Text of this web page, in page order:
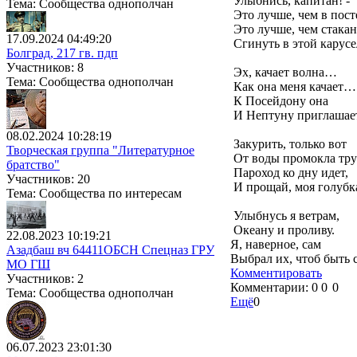
Тема: Сообщества однополчан
17.09.2024 04:49:20
Болград, 217 гв. пдп
Участников: 8
Тема: Сообщества однополчан
08.02.2024 10:28:19
Творческая группа "Литературное
братство"
Участников: 20
Тема: Сообщества по интересам
22.08.2023 10:19:21
Азадбаш вч 64411ОБСН Спецназ ГРУ
МО ГШ
Участников: 2
Тема: Сообщества однополчан
06.07.2023 23:01:30
Это лучше, чем в
Это лучше, чем
Сгинуть в этой
Эх, качает волна…
Как она меня качает…
К Посейдону она
И Нептуну
Закурить, только вот
От воды промокла
Пароход ко дну идет,
И прощай, моя
Улыбнусь я ветрам,
Океану и проливу.
Я, наверное, сам
Выбрал их, чтоб быть
Комментировать
Комментарии: 0 0 0
Ещё0